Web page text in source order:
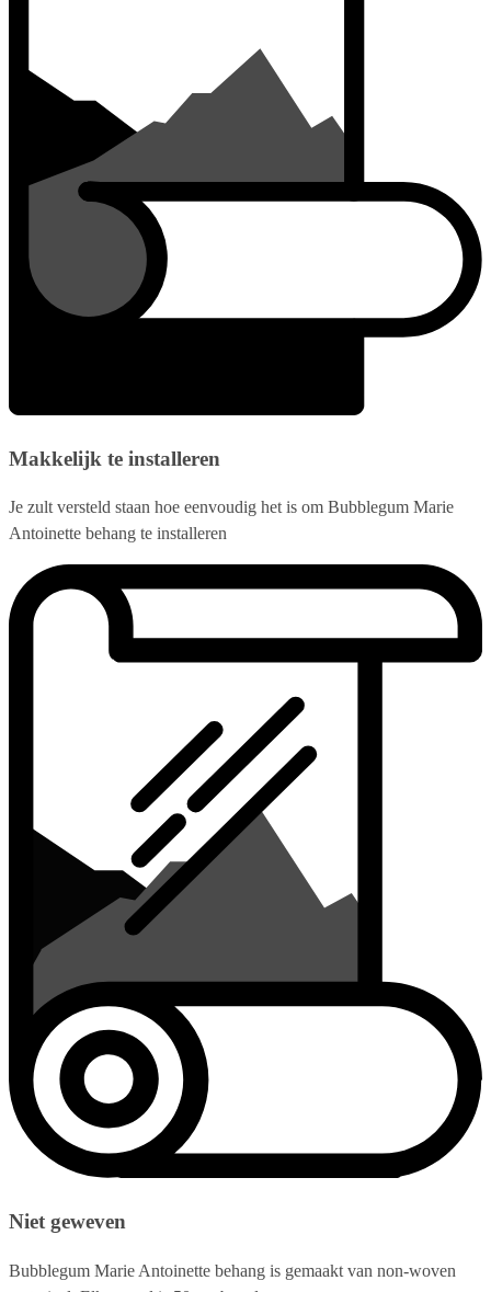
Makkelijk te installeren
Je zult versteld staan hoe eenvoudig het is om Bubblegum Marie
Antoinette behang te installeren
Niet geweven
Bubblegum Marie Antoinette behang is gemaakt van non-woven